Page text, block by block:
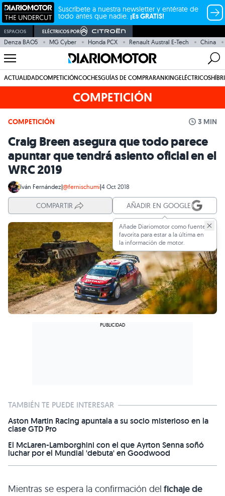
Suscríbete a nuestra newsletter y entérate de
todo antes que nadie. ¡Es GRATIS!
ESPACIOS ELÉCTRICOS POR
Denza BAO5 MG Cyber Honda PCX Renault Austral E-Tech China
ACTUALIDADCOMPETICIÓNCOCHESGUÍAS DE COMPRARANKINGELÉCTRICOS
COMPETICIÓN
COMPETICIÓN 3 MIN
Craig Breen asegura que todo parece
apuntar que tendrá asiento oficial en el
WRC 2019
Iván Fernández|@fernischumi|4 Oct 2018
COMPARTIR AÑADIR EN GOOGLE
Añade Diariomotor como fuente
favorita para estar a la última en
la información de motor.
TAMBIÉN TE PUEDE INTERESAR
Aston Martin Racing apuntala a su socio misterioso en la
clase GTD Pro
El McLaren-Lamborghini con el que Ayrton Senna soñó
luchar por el Mundial 'debuta' en Goodwood
Mientras se espera la confirmación del fichaje de